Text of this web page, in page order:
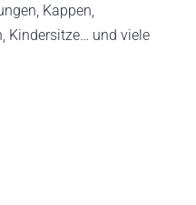
Kappen,
Kindersitze… und viele